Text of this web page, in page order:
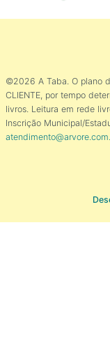
©2026 A Taba. O plano
CLIENTE, por tempo
livros. Leitura em rede
Inscrição Municipal/